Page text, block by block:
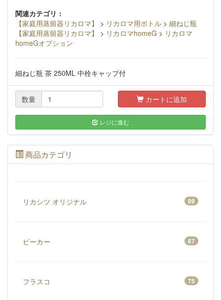
関連カテゴリ：
【家庭用蒸留器リカロマ】
> リカロマ用ボトル > 細ねじ瓶
【家庭用蒸留器リカロマ】
> リカロマhomeG > リカロマ
homeGオプション
細ねじ瓶 茶 250ML 中栓キャップ付
数量 カートに追加
レジに進む
商品カテゴリ
リカシツ オリジナル 89
ビーカー 67
フラスコ 75